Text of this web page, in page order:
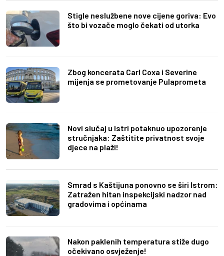
Stigle neslužbene nove cijene goriva: Evo
što bi vozače moglo čekati od utorka
Zbog koncerata Carl Coxa i Severine
mijenja se prometovanje Pulaprometa
Novi slučaj u Istri potaknuo upozorenje
stručnjaka: Zaštitite privatnost svoje
djece na plaži!
Smrad s Kaštijuna ponovno se širi Istrom:
Zatražen hitan inspekcijski nadzor nad
gradovima i općinama
Nakon paklenih temperatura stiže dugo
očekivano osvježenje!